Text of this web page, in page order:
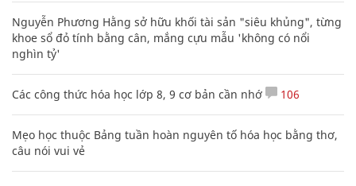
Nguyễn Phương Hằng sở hữu khối tài sản "siêu khủng", từng
khoe sổ đỏ tính bằng cân, mắng cựu mẫu 'không có nổi
nghìn tỷ'
Các công thức hóa học lớp 8, 9 cơ bản cần nhớ 106
Mẹo học thuộc Bảng tuần hoàn nguyên tố hóa học bằng thơ,
câu nói vui vẻ